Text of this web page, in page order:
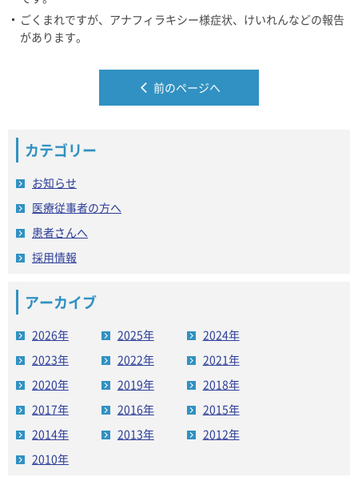
ごくまれですが、アナフィラキシー様症状、けいれんなどの報告
があります。
前のページへ
カテゴリー
お知らせ
医療従事者の方へ
患者さんへ
採用情報
アーカイブ
2026年 2025年
2024年
2023年
2022年
2021年
2020年
2019年
2018年
2017年
2016年
2015年
2014年
2013年
2012年
2010年